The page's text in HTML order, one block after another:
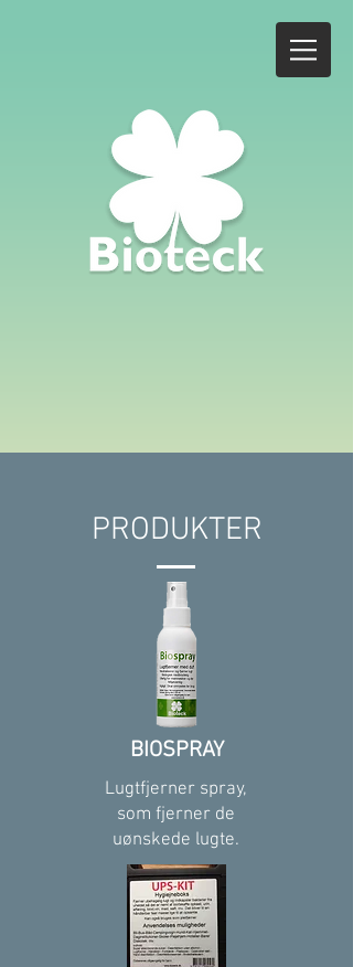
PRODUKTER
BIOSPRAY
Lugtfjerner spray,
som fjerner de
uønskede lugte.